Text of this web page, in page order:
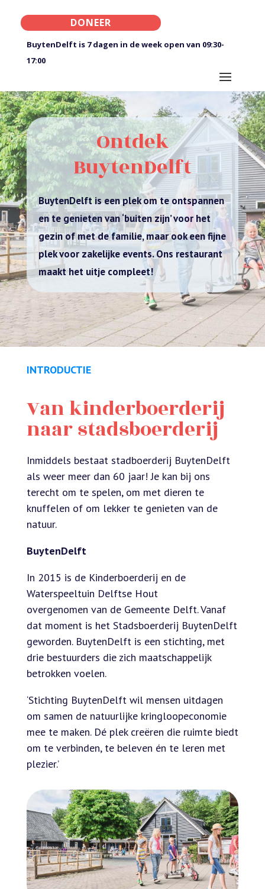
DONEER
BuytenDelft is 7 dagen in de week open van 09:30-
17:00
Ontdek
BuytenDelft
BuytenDelft is een plek om te ontspannen
en te genieten van ‘buiten zijn’ voor het
gezin of met de familie, maar ook een fijne
plek voor zakelijke events. Ons restaurant
maakt het uitje compleet!
INTRODUCTIE
Van kinderboerderij
naar stadsboerderij
Inmiddels bestaat stadboerderij BuytenDelft
als weer meer dan 60 jaar! Je kan bij ons
terecht om te spelen, om met dieren te
knuffelen of om lekker te genieten van de
natuur.
BuytenDelft
In 2015 is de Kinderboerderij en de
Waterspeeltuin Delftse Hout
overgenomen van de Gemeente Delft. Vanaf
dat moment is het Stadsboerderij BuytenDelft
geworden. BuytenDelft is een stichting, met
drie bestuurders die zich maatschappelijk
betrokken voelen.
‘Stichting BuytenDelft wil mensen uitdagen
om samen de natuurlijke kringloopeconomie
mee te maken. Dé plek creëren die ruimte biedt
om te verbinden, te beleven én te leren met
plezier.’